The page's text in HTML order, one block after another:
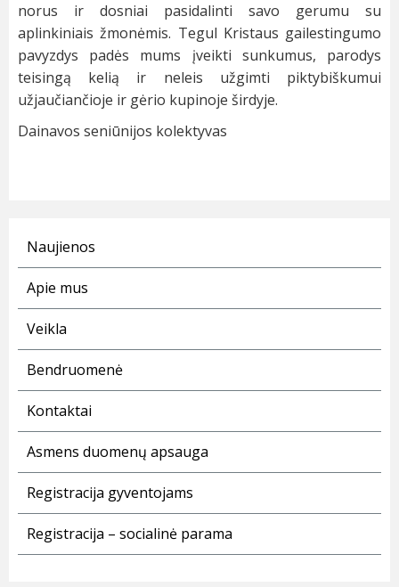
norus ir dosniai pasidalinti savo gerumu su
aplinkiniais žmonėmis. Tegul Kristaus gailestingumo
pavyzdys padės mums įveikti sunkumus, parodys
teisingą kelią ir neleis užgimti piktybiškumui
užjaučiančioje ir gėrio kupinoje širdyje.
Dainavos seniūnijos kolektyvas
Naujienos
Apie mus
Veikla
Bendruomenė
Kontaktai
Asmens duomenų apsauga
Registracija gyventojams
Registracija – socialinė parama